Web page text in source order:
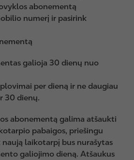
abonementą
numerį ir pasirink
galioja 30 dienų nuo
per dieną ir ne daugiau
30 dienų.
abonementą galima atšaukti
pabaigos, priešingu
laikotarpį bus nurašytas
galiojimo dieną. Atšaukus